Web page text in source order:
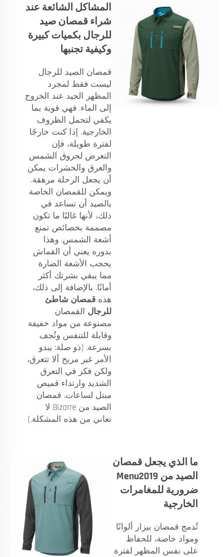
المشاكل الشائعة عند
شراء قمصان صيد
للرجال بكميات كبيرة
وكيفية تجنبها
قمصان الصيد للرجال
ليست فقط لمجرد
المظهر الجيد عند الخروج
إلى الماء. فهي قوية بما
يكفي لتحمل الظروف
الخارجية. إذا كنت خارجًا
لفترة طويلة، فإن
التعرض لحروق الشمس
والعرق والحشرات يمكن
أن يجعل الرحلة مرهقة.
ويمكن للقمصان الخاصة
بالصيد أن تساعد في
ذلك، لأنها غالبًا ما تكون
مصممة بخصائص تمنع
أشعة الشمس. وهذا
بدوره يعني أن القماش
يحجب الأشعة الضارة
مما يبقي بشرتك أكثر
أمانًا. بالإضافة إلى ذلك،
هذه قمصان شاطئ
للرجال القمصان
مصنوعة من مواد خفيفة
وقابلة للتنفس وتُجف
بسرعة. [ذو صلة: يبدو
الأمر غير مريح ألا تتعرق،
ولكن فكر في التعرق
الشديد وارتداء قميص
مبتل لساعات. قمصان
الصيد من Bizarre لا
تعاني من هذه المشكلة.]
ما الذي يجعل قمصان
الصيد من Menu2019
ضرورية للمغامرات
الخارجية
تُدمج قمصان بيزار ألوانًا
ومواد خاصة، للحفاظ
على نفس المظهر لفترة